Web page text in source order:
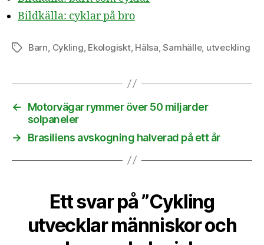
Bildkälla: cyklar på bro
Etiketter
Barn Cykling Ekologiskt, Hälsa ,Samhälle, utveckling
←
Motorvägar rymmer över 50 miljarder
solpaneler
→
Brasiliens avskogning halverad på ett år
Ett svar på ”Cykling
utvecklar människor och